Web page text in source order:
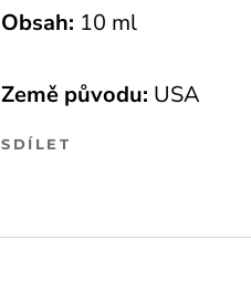
Obsah: 10 ml
Země původu: USA
SDÍLET